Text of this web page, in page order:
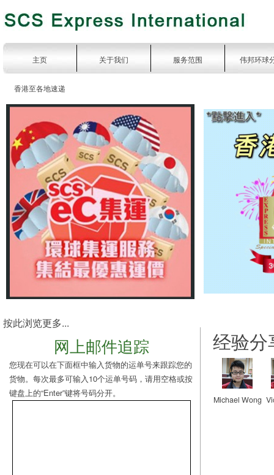
主页 关于我们 服务范围 伟邦环球
香港至各地速递
按此浏览更多...
网上邮件追踪
您现在可以在下面框中输入货物的运单号来跟踪您的
货物。每次最多可输入10个运单号码，请用空格或按
键盘上的“Enter”键将号码分开。
经验分
Michael Wong